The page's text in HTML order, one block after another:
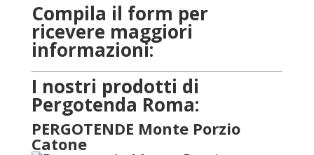
Compila il form per
ricevere maggiori
informazioni:
I nostri prodotti di
Pergotenda Roma:
PERGOTENDE Monte Porzio
Catone